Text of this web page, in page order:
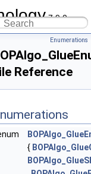
7.9.0
Enumerations
Reference
{